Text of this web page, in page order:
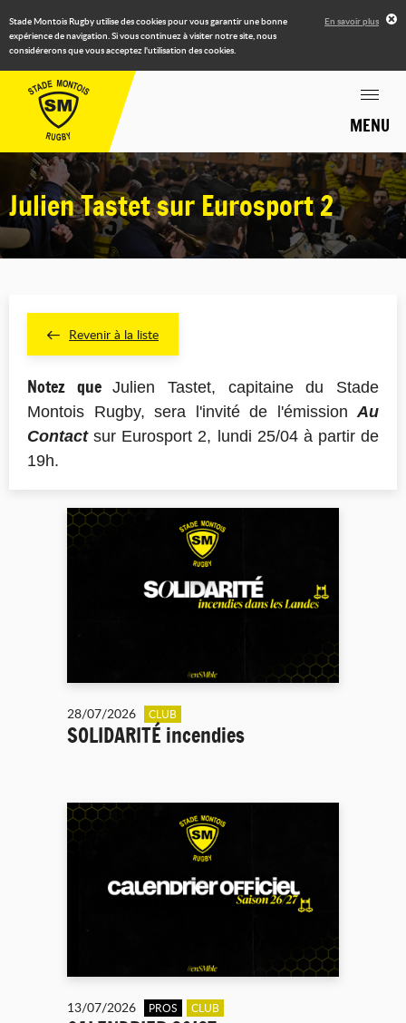
Stade Montois Rugby utilise des cookies pour vous garantir une bonne
expérience de navigation. Si vous continuez à visiter notre site, nous
considérerons que vous acceptez l'utilisation des cookies.
En savoir plus
MENU
Julien Tastet sur Eurosport 2
Revenir à la liste
Notez queJulien Tastet, capitaine du Stade
Montois Rugby, sera l'invité de l'émissionAu
Contactsur Eurosport 2, lundi 25/04 à partir de
19h.
28/07/2026 CLUB
SOLIDARITÉ incendies
13/07/2026 PROS CLUB